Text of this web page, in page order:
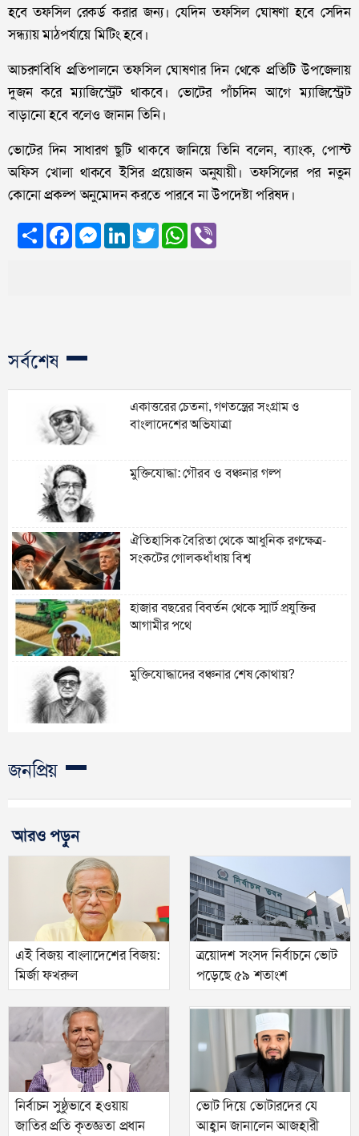
হবে তফসিল রেকর্ড করার জন্য। যেদিন তফসিল ঘোষণা হবে সেদিন
সন্ধ্যায় মাঠপর্যায়ে মিটিং হবে।
আচরণবিধি প্রতিপালনে তফসিল ঘোষণার দিন থেকে প্রতিটি উপজেলায়
দুজন করে ম্যাজিস্ট্রেট থাকবে। ভোটের পাঁচদিন আগে ম্যাজিস্ট্রেট
বাড়ানো হবে বলেও জানান তিনি।
ভোটের দিন সাধারণ ছুটি থাকবে জানিয়ে তিনি বলেন, ব্যাংক, পোস্ট
অফিস খোলা থাকবে ইসির প্রয়োজন অনুযায়ী। তফসিলের পর নতুন
কোনো প্রকল্প অনুমোদন করতে পারবে না উপদেষ্টা পরিষদ।
ShareFacebookMessenger
LinkedInTwitterWhatsApp
সর্বশেষ
একাত্তরের চেতনা, গণতন্ত্রের সংগ্রাম ও
বাংলাদেশের অভিযাত্রা
মুক্তিযোদ্ধা: গৌরব ও বঞ্চনার গল্প
ঐতিহাসিক বৈরিতা থেকে আধুনিক রণক্ষেত্র-
সংকটের গোলকধাঁধায় বিশ্ব
হাজার বছরের বিবর্তন থেকে স্মার্ট প্রযুক্তির
আগামীর পথে
মুক্তিযোদ্ধাদের বঞ্চনার শেষ কোথায়?
জনপ্রিয়
আরও পড়ুন
এই বিজয় বাংলাদেশের বিজয়:
মির্জা ফখরুল
ত্রয়োদশ সংসদ নির্বাচনে ভোট
পড়েছে ৫৯ শতাংশ
নির্বাচন সুষ্ঠুভাবে হওয়ায়
জাতির প্রতি কৃতজ্ঞতা প্রধান
ভোট দিয়ে ভোটারদের যে
আহ্বান জানালেন আজহারী